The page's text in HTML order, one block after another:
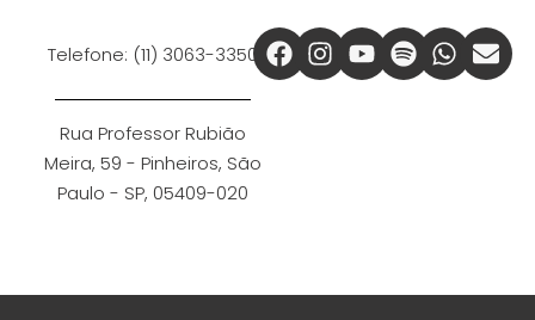
Telefone: (11) 3063-3350
Rua Professor Rubião
Meira, 59 - Pinheiros, São
Paulo - SP, 05409-020